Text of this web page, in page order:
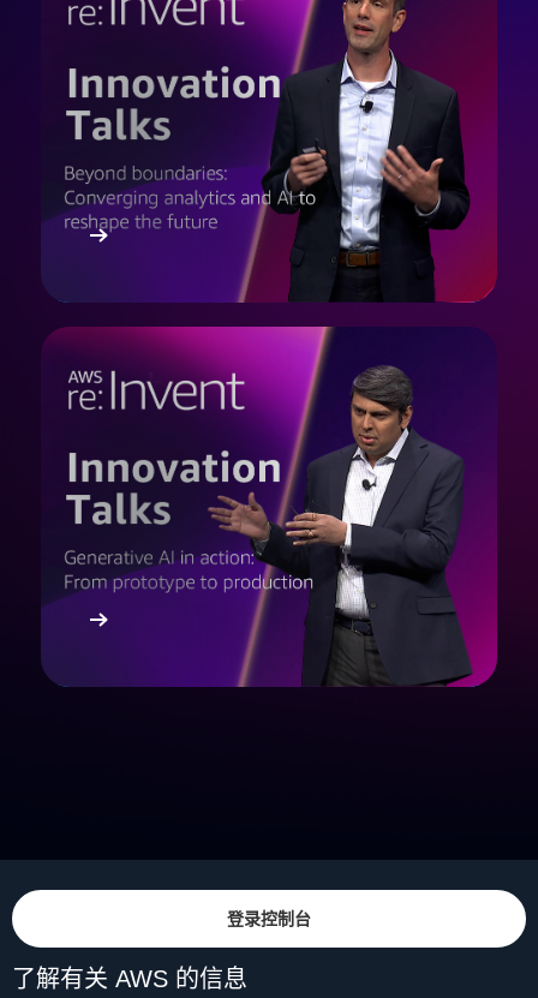
登录控制台
了解有关 AWS 的信息